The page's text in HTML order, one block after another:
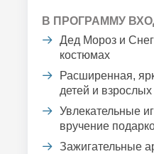
В ПРОГРАММУ
Дед Мороз и
костюмах
Расширенная,
детей и взрослых
Увлекательные
вручение
Зажигательные